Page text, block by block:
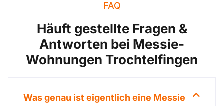
FAQ
Häuft gestellte Fragen &
Antworten bei Messie-
Wohnungen Trochtelfingen
Was genau ist eigentlich eine Messie